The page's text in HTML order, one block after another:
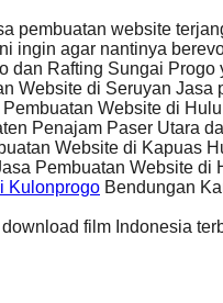
pembuatan website
ingin agar nantinya
dan Rafting Sungai
Website di Seruyan
Pembuatan Website di
Penajam Paser Utara
Website di Kapuas
Pembuatan Website di
Kulonprogo Bendungan
film Indonesia